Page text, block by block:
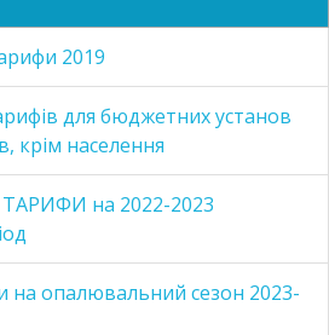
2019
для бюджетних установ
крім населення
на 2022-2023
на опалювальний сезон 2023-